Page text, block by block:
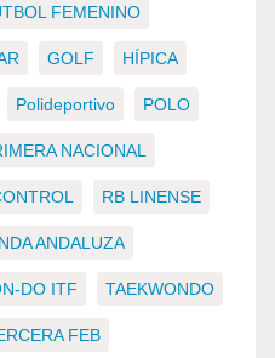
FEMENINO
GOLF HÍPICA
Polideportivo POLO
NACIONAL
RB LINENSE
ANDALUZA
DO ITF TAEKWONDO
FEB